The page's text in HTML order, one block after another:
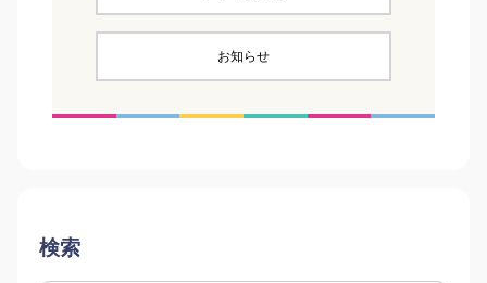
お知らせ
検索